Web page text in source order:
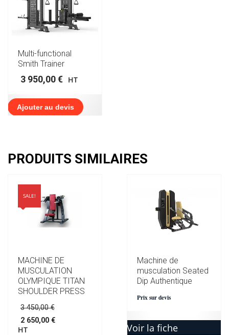
Multi-functional
Smith Trainer
3 950,00€ HT
Ajouter au devis
PRODUITS SIMILAIRES
SALE!
MACHINE DE
MUSCULATION
OLYMPIQUE TITAN
SHOULDER PRESS
3 450,00€
2 650,00 €
Le
HT
Machine de
musculation Seated
Dip Authentique
Prix sur devis
Voir la fiche